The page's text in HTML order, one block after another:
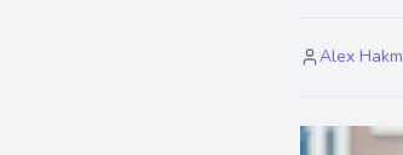
Alex